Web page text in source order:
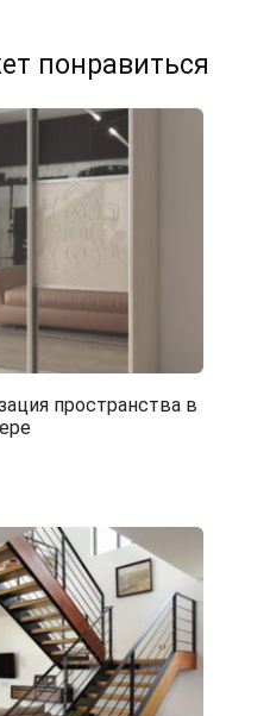
понравиться
пространства в